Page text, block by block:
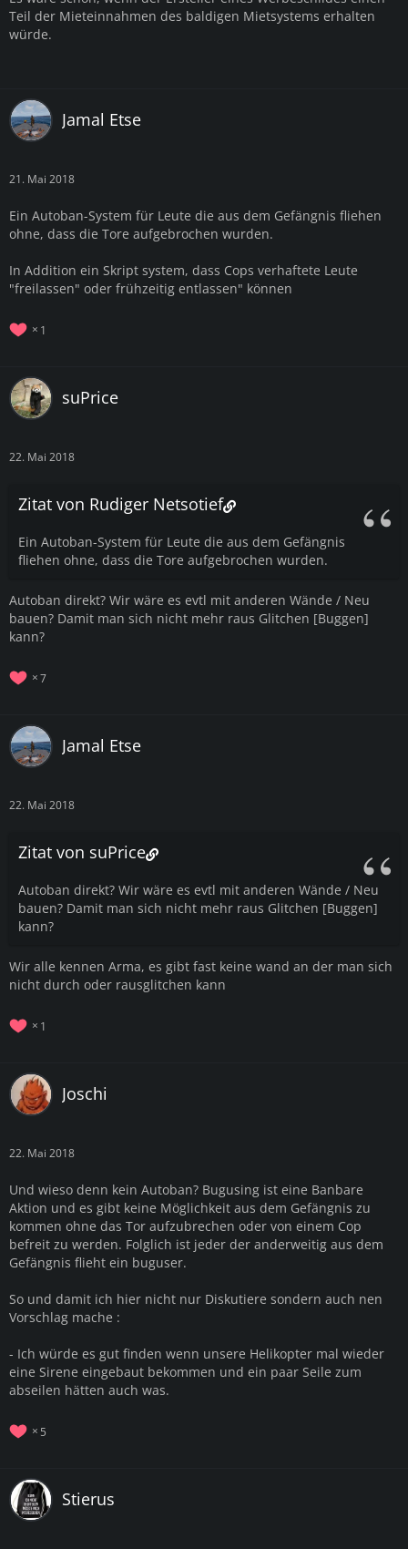
Teil der Mieteinnahmen des baldigen Mietsystems erhalten
würde.
Jamal Etse
21. Mai 2018
Ein Autoban-System für Leute die aus dem Gefängnis fliehen
ohne, dass die Tore aufgebrochen wurden.
In Addition ein Skript system, dass Cops verhaftete Leute
"freilassen" oder frühzeitig entlassen" können
1
suPrice
22. Mai 2018
Zitat von Rudiger Netsotief
Ein Autoban-System für Leute die aus dem Gefängnis
fliehen ohne, dass die Tore aufgebrochen wurden.
Autoban direkt? Wir wäre es evtl mit anderen Wände / Neu
bauen? Damit man sich nicht mehr raus Glitchen [Buggen]
kann?
7
Jamal Etse
22. Mai 2018
Zitat von suPrice
Autoban direkt? Wir wäre es evtl mit anderen Wände / Neu
bauen? Damit man sich nicht mehr raus Glitchen [Buggen]
kann?
Wir alle kennen Arma, es gibt fast keine wand an der man sich
nicht durch oder rausglitchen kann
1
Joschi
22. Mai 2018
Und wieso denn kein Autoban? Bugusing ist eine Banbare
Aktion und es gibt keine Möglichkeit aus dem Gefängnis zu
kommen ohne das Tor aufzubrechen oder von einem Cop
befreit zu werden. Folglich ist jeder der anderweitig aus dem
Gefängnis flieht ein buguser.
So und damit ich hier nicht nur Diskutiere sondern auch nen
Vorschlag mache :
- Ich würde es gut finden wenn unsere Helikopter mal wieder
eine Sirene eingebaut bekommen und ein paar Seile zum
abseilen hätten auch was.
5
Stierus